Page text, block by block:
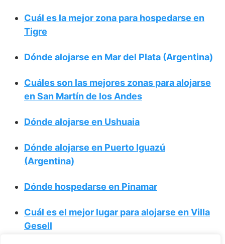
Cuál es la mejor zona para hospedarse en
Tigre
Dónde alojarse en Mar del Plata (Argentina)
Cuáles son las mejores zonas para alojarse
en San Martín de los Andes
Dónde alojarse en Ushuaia
Dónde alojarse en Puerto Iguazú
(Argentina)
Dónde hospedarse en Pinamar
Cuál es el mejor lugar para alojarse en Villa
Gesell